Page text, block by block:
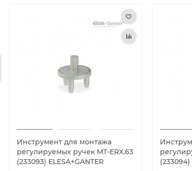
Инструмент для монтажа
регулируемых ручек MT-ERX.63
(233093) ELESA+GANTER
(233094)